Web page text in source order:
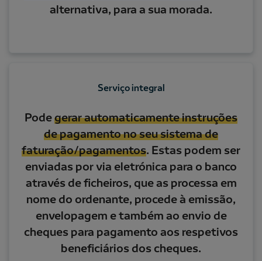
alternativa, para a sua morada.
Serviço integral
Podegerar automaticamente instruções
de pagamento no seu sistema de
faturação/pagamentos. Estas podem ser
enviadas por via eletrónica para o banco
através de ficheiros, que as processa em
nome do ordenante, procede à emissão,
envelopagem e também ao envio de
cheques para pagamento aos respetivos
beneficiários dos cheques.